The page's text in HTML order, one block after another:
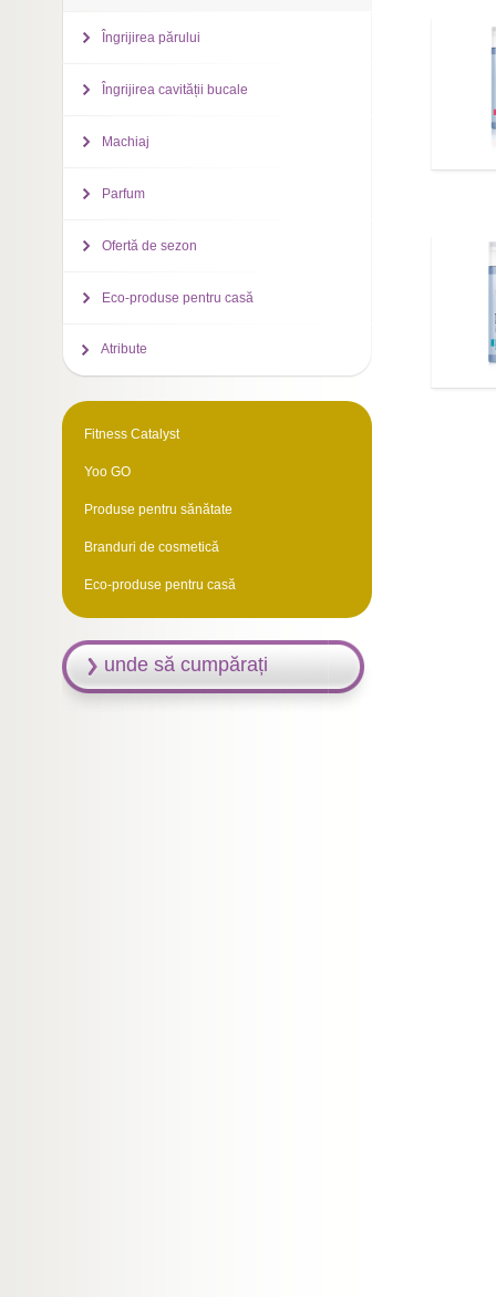
Îngrijirea părului
Îngrijirea cavității bucale
Machiaj
Parfum
Ofertă de sezon
Eco-produse pentru casă
Atribute
Fitness Catalyst
Yoo GO
Produse pentru sănătate
Branduri de cosmetică
Eco-produse pentru casă
unde să cumpărați